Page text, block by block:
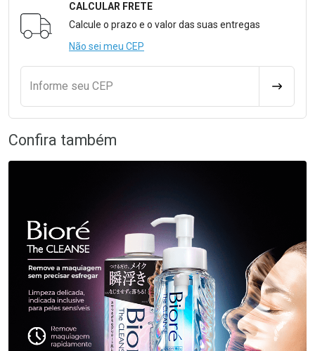
Formulário para Calcular o Frete
CALCULAR FRETE
Calcule o prazo e o valor das suas entregas
Não sei meu CEP
Informe seu CEP
Confira também